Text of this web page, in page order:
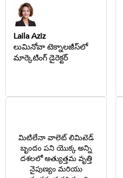
Laila Aziz
లుమినోవా టెక్నాలజీస్‌లో
మార్కెటింగ్ డైరెక్టర్
మిటిలేనా వాలెట్ లిమిటెడ్
బృందం పని యొక్క అన్ని
దశలలో అత్యుత్తమ వృత్తి
నైపుణ్యం మరియు